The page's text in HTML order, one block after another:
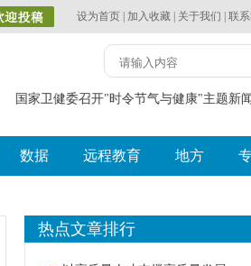
设为首页 加入收藏 关于我们 联
国家卫健委召开"时令节气与健康"主题新
数据 远程教育 地方
热点文章排行